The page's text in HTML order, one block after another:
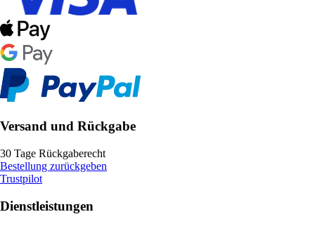
Versand und Rückgabe
30 Tage Rückgaberecht
Bestellung zurückgeben
Trustpilot
Dienstleistungen